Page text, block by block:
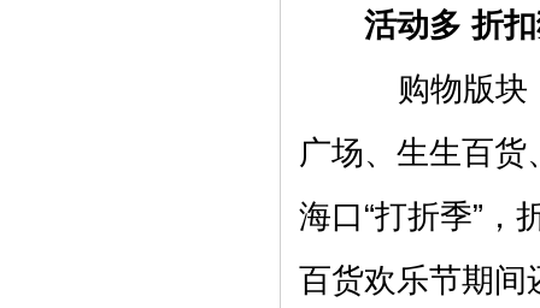
活动多 折扣
购物版块：
广场、生生百货
海口“打折季”
百货欢乐节期间